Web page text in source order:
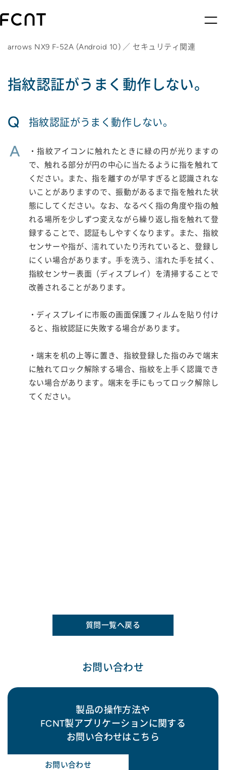
arrows NX9 F-52A (Android 10) ／ セキュリティ関連
指紋認証がうまく動作しない。
Q 指紋認証がうまく動作しない。
A
・指紋アイコンに触れたときに緑の円が光りますの
で、触れる部分が円の中心に当たるように指を触れて
ください。また、指を離すのが早すぎると認識されな
いことがありますので、振動があるまで指を触れた状
態にしてください。なお、なるべく指の角度や指の触
れる場所を少しずつ変えながら繰り返し指を触れて登
録することで、認証もしやすくなります。また、指紋
センサーや指が、濡れていたり汚れていると、登録し
にくい場合があります。手を洗う、濡れた手を拭く、
指紋センサー表面（ディスプレイ）を清掃することで
改善されることがあります。
・ディスプレイに市販の画面保護フィルムを貼り付け
ると、指紋認証に失敗する場合があります。
・端末を机の上等に置き、指紋登録した指のみで端末
に触れてロック解除する場合、指紋を上手く認識でき
ない場合があります。端末を手にもってロック解除し
てください。
質問一覧へ戻る
お問い合わせ
製品の操作方法や
FCNT製アプリケーションに関する
お問い合わせはこちら
お問い合わせ